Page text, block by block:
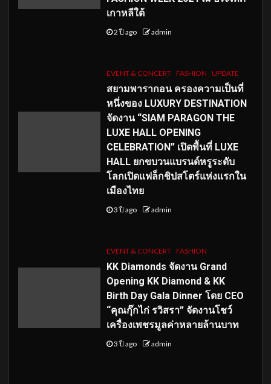
เกาหลีใต้
2 ปี ago admin
EVENT & CONCERT FASHION UPDATE
สยามพารากอน ครองความเป็นที่
หนึ่งของ LUXURY DESTINATION
จัดงาน “SIAM PARAGON THE
LUXE HALL OPENING
CELEBRATION” เปิดพื้นที่ LUXE
HALL ยกขบวนแบรนด์หรูระดับ
โลกเปิดแฟล็กชิปสโตร์แห่งแรกใน
เมืองไทย
3 ปี ago admin
EVENT & CONCERT FASHION
KK Diamonds จัดงาน Grand
Opening KK Diamond & KK
Birth Day Gala Dinner โดย CEO
“คุณกุ๊กไก่ รวิสรา” จัดงานโชว์
เครื่องเพชรมูลค่าหลายล้านบาท
3 ปี ago admin